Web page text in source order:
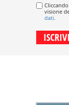
visione
dati.